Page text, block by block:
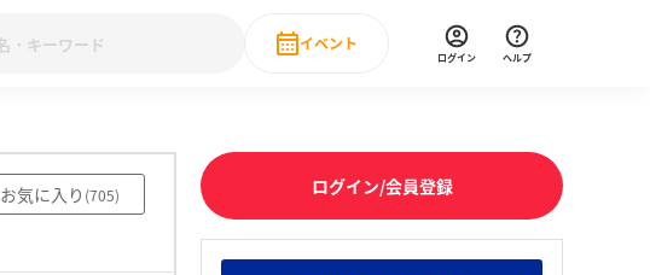
28卒 IT・DX現場社員インタビュー
イベント
直近のイベント一覧
ログイン ヘルプ
お気に入り (705)
ログイン/会員登録